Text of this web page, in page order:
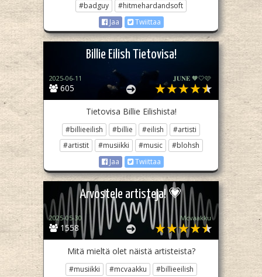
#badguy
#hitmehardandsoft
Jaa
Twiittaa
Billie Eilish Tietovisa!
605
2025-06-11 𝐉𝐔𝐍𝐄 🧡🤍🩷
Tietovisa Billie Eilishista!
#billieeilish #billie #eilish
#artisti
#artistit
#musiikki #music
#blohsh
Jaa
Twiittaa
Arvostele artisteja! 💗
1558
2025-05-30 Mcvaakku
Mitä mieltä olet näistä artisteista?
#musiikki #mcvaakku
#billieeilish